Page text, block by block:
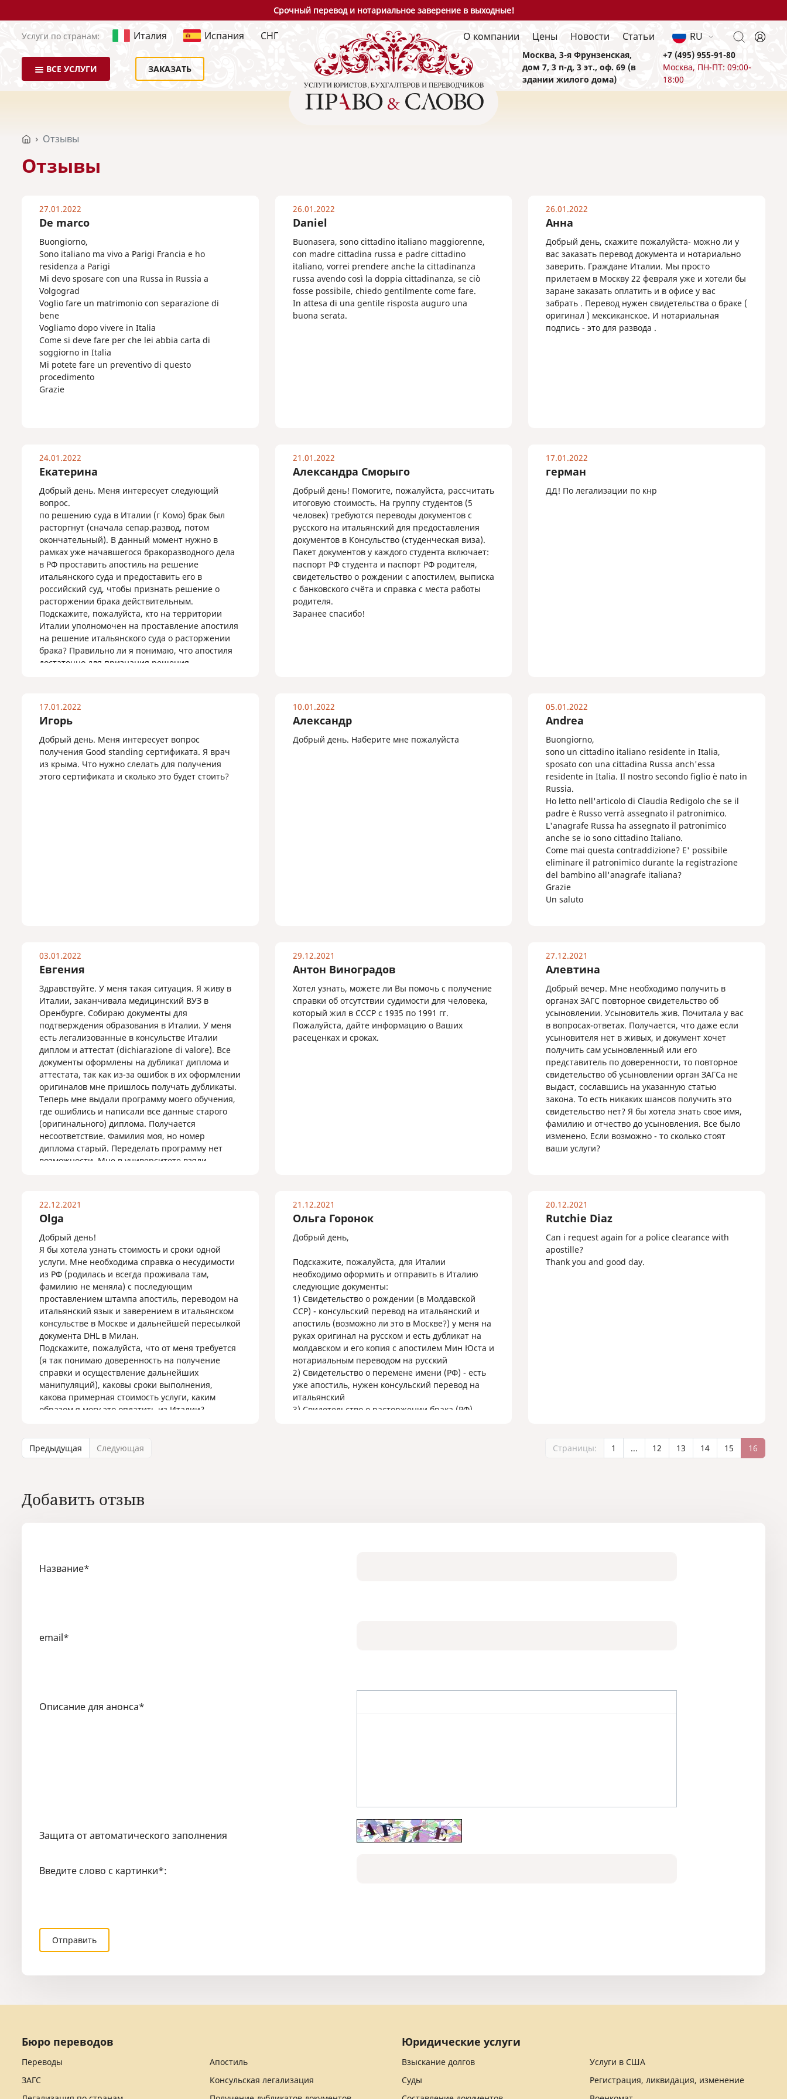
Срочный перевод и нотариальное заверение в выходные!
Услуги по странам: Италия Испания СНГ
ВСЕ УСЛУГИ ЗАКАЗАТЬ
О компании Цены Новости Статьи RU
Москва, 3-я Фрунзенская,
дом 7, 3 п-д, 3 эт., оф. 69 (в
здании жилого дома)
+7 (495) 955-91-80
Москва, ПН-ПТ: 09:00-
18:00
Отзывы
Отзывы
27.01.2022
De marco
Buongiorno,
Sono italiano ma vivo a Parigi Francia e ho
residenza a Parigi
Mi devo sposare con una Russa in Russia a
Volgograd
Voglio fare un matrimonio con separazione di
bene
Vogliamo dopo vivere in Italia
Come si deve fare per che lei abbia carta di
soggiorno in Italia
Mi potete fare un preventivo di questo
procedimento
Grazie
26.01.2022
Daniel
Buonasera, sono cittadino italiano maggiorenne,
con madre cittadina russa e padre cittadino
italiano, vorrei prendere anche la cittadinanza
russa avendo così la doppia cittadinanza, se ciò
fosse possibile, chiedo gentilmente come fare.
In attesa di una gentile risposta auguro una
buona serata.
26.01.2022
Анна
Добрый день, скажите пожалуйста- можно ли у
вас заказать перевод документа и нотариально
заверить. Граждане Италии. Мы просто
прилетаем в Москву 22 февраля уже и хотели бы
заране заказать оплатить и в офисе у вас
забрать . Перевод нужен свидетельства о браке (
оригинал ) мексиканское. И нотариальная
подпись - это для развода .
24.01.2022
Екатерина
Добрый день. Меня интересует следующий
вопрос.
по решению суда в Италии (г Комо) брак был
расторгнут (сначала сепар.развод, потом
окончательный). В данный момент нужно в
рамках уже начавшегося бракоразводного дела
в РФ проставить апостиль на решение
итальянского суда и предоставить его в
российский суд, чтобы признать решение о
расторжении брака действительным.
Подскажите, пожалуйста, кто на территории
Италии уполномочен на проставление апостиля
на решение итальянского суда о расторжении
брака? Правильно ли я понимаю, что апостиля
достаточно для признания решения
21.01.2022
Александра Сморыго
Добрый день! Помогите, пожалуйста, рассчитать
итоговую стоимость. На группу студентов (5
человек) требуются переводы документов с
русского на итальянский для предоставления
документов в Консульство (студенческая виза).
Пакет документов у каждого студента включает:
паспорт РФ студента и паспорт РФ родителя,
свидетельство о рождении с апостилем, выписка
с банковского счёта и справка с места работы
родителя.
Заранее спасибо!
17.01.2022
герман
ДД! По легализации по кнр
17.01.2022
Игорь
Добрый день. Меня интересует вопрос
получения Good standing сертификата. Я врач
из крыма. Что нужно слелать для получения
этого сертификата и сколько это будет стоить?
10.01.2022
Александр
Добрый день. Наберите мне пожалуйста
05.01.2022
Andrea
Buongiorno,
sono un cittadino italiano residente in Italia,
sposato con una cittadina Russa anch'essa
residente in Italia. Il nostro secondo figlio è nato in
Russia.
Ho letto nell'articolo di Сlaudia Redigolo che se il
padre è Russo verrà assegnato il patronimico.
L'anagrafe Russa ha assegnato il patronimico
anche se io sono cittadino Italiano.
Come mai questa contraddizione? E' possibile
eliminare il patronimico durante la registrazione
del bambino all'anagrafe italiana?
Grazie
Un saluto
03.01.2022
Евгения
Здравствуйте. У меня такая ситуация. Я живу в
Италии, заканчивала медицинский ВУЗ в
Оренбурге. Собираю документы для
подтверждения образования в Италии. У меня
есть легализованные в консульстве Италии
диплом и аттестат (dichiarazione di valore). Все
документы оформлены на дубликат диплома и
аттестата, так как из-за ошибок в их оформлении
оригиналов мне пришлось получать дубликаты.
Теперь мне выдали программу моего обучения,
где ошиблись и написали все данные старого
(оригинального) диплома. Получается
несоответствие. Фамилия моя, но номер
диплома старый. Переделать программу нет
возможности. Мне в университете взяли
не ставят. Помогите пожалуйста, каким образом
можно легализовать данную справку, чтобы она
имела юридическую силу в Италии. Чтобы мою
программу мне зачли. Моя подруга оформляла у
вас все свои и мои документы по легализации.
Подскажите, как поступить в данной ситуации.
Может ставится апостиль в министерстве
юстиции или достаточно ее перевести и
легализовать в консульстве Италии. Справка
сейчас находится в Оренбурге. Я хочу
воспользоваться вашими услугами, если это
возможно. Спасибо, буду ждать ответа. Не знаю
как прикрепить фото вышеуказанной справки.
29.12.2021
Антон Виноградов
Хотел узнать, можете ли Вы помочь с получение
справки об отсутствии судимости для человека,
который жил в СССР с 1935 по 1991 гг.
Пожалуйста, дайте информацию о Ваших
расеценках и сроках.
27.12.2021
Алевтина
Добрый вечер. Мне необходимо получить в
органах ЗАГС повторное свидетельство об
усыновлении. Усыновитель жив. Почитала у вас
в вопросах-ответах. Получается, что даже если
усыновителя нет в живых, и документ хочет
получить сам усыновленный или его
представитель по доверенности, то повторное
свидетельство об усыновлении орган ЗАГСа не
выдаст, сославшись на указанную статью
закона. То есть никаких шансов получить это
свидетельство нет? Я бы хотела знать свое имя,
фамилию и отчество до усыновления. Все было
изменено. Если возможно - то сколько стоят
ваши услуги?
22.12.2021
Olga
Добрый день!
Я бы хотела узнать стоимость и сроки одной
услуги. Мне необходима справка о несудимости
из РФ (родилась и всегда проживала там,
фамилию не меняла) с последующим
проставлением штампа апостиль, переводом на
итальянский язык и заверением в итальянском
консульстве в Москве и дальнейшей пересылкой
документа DHL в Милан.
Подскажите, пожалуйста, что от меня требуется
(я так понимаю доверенность на получение
справки и осуществление дальнейших
манипуляций), каковы сроки выполнения,
какова примерная стоимость услуги, каким
образом я могу это оплатить из Италии?
С уважением, Ольга
21.12.2021
Ольга Горонок
Добрый день,
Подскажите, пожалуйста, для Италии
необходимо оформить и отправить в Италию
следующие документы:
1) Свидетельство о рождении (в Молдавской
ССР) - консульский перевод на итальянский и
апостиль (возможно ли это в Москве?) у меня на
руках оригинал на русском и есть дубликат на
молдавском и его копия с апостилем Мин Юста и
нотариальным переводом на русский
2) Свидетельство о перемене имени (РФ) - есть
уже апостиль, нужен консульский перевод на
итальянский
3) Свидетельство о расторжении брака (РФ) -
20.12.2021
Rutchie Diaz
Can i request again for a police clearance with
apostille?
Thank you and good day.
Страницы: 1 ... 12 13 14 15 16
Предыдущая Следующая
Добавить отзыв
Название*
email*
Описание для анонса*
Защита от автоматического заполнения
Введите слово с картинки*:
Бюро переводов
Переводы
Апостиль
ЗАГС
Консульская легализация
Юридические услуги
Взыскание долгов
Услуги в США
Суды
Регистрация, ликвидация, изменение